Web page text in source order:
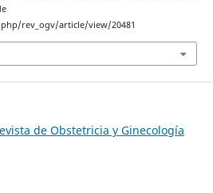
rev_ogv/article/view/20481
de Obstetricia y Ginecología